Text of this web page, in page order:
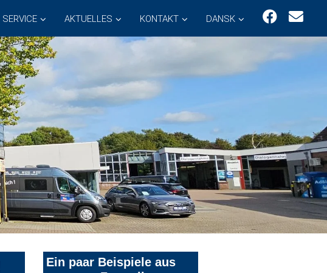
SERVICE AKTUELLES KONTAKT DANSK
Ein paar Beispiele aus